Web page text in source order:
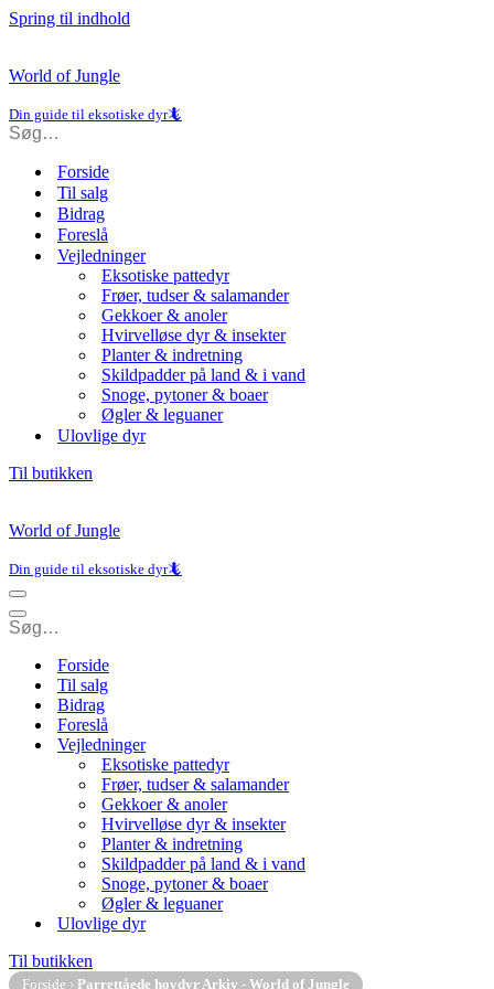
Spring til indhold
World of Jungle
Din guide til eksotiske dyr🦎
Forside
Til salg
Bidrag
Foreslå
Vejledninger
Eksotiske pattedyr
Frøer, tudser & salamander
Gekkoer & anoler
Hvirvelløse dyr & insekter
Planter & indretning
Skildpadder på land & i vand
Snoge, pytoner & boaer
Øgler & leguaner
Ulovlige dyr
Til butikken
World of Jungle
Din guide til eksotiske dyr🦎
Navigation
menu
Navigation
menu
Forside
Til salg
Bidrag
Foreslå
Vejledninger
Eksotiske pattedyr
Frøer, tudser & salamander
Gekkoer & anoler
Hvirvelløse dyr & insekter
Planter & indretning
Skildpadder på land & i vand
Snoge, pytoner & boaer
Øgler & leguaner
Ulovlige dyr
Til butikken
Forside › Parrettåede hovdyr Arkiv - World of Jungle